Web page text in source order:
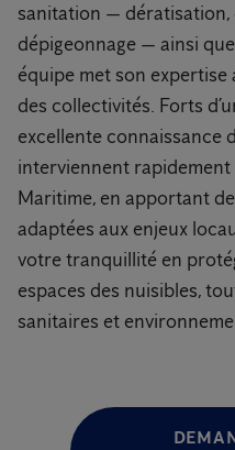
sanitation — dératisation,
dépigeonnage — ainsi
équipe met son
des collectivités. Forts
excellente connaissance
interviennent rapidement
Maritime, en apportant
adaptées aux enjeux
votre tranquillité en
espaces des nuisibles,
sanitaires et